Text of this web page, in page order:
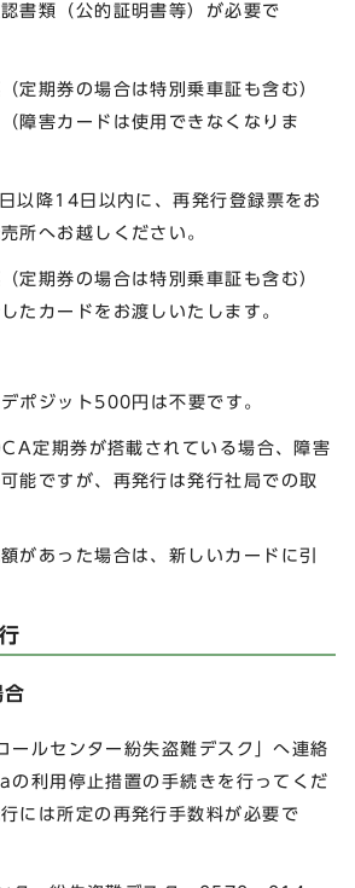
書類（公的証明書等）が必要で
期券の場合は特別乗車証も含む）
障害カードは使用できなくなりま
以降14日以内に、再発行登録票をお
所へお越しください。
期券の場合は特別乗車証も含む）
たカードをお渡しいたします。
ポジット500円は不要です。
定期券が搭載されている場合、障害
能ですが、再発行は発行社局での取
があった場合は、新しいカードに引
合
ルセンター紛失盗難デスク」へ連絡
の利用停止措置の手続きを行ってくだ
には所定の再発行手数料が必要で